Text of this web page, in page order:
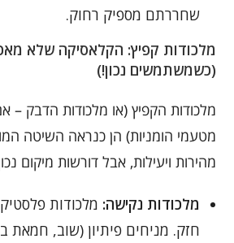
שחררתם מספיק רחוק.
מלכודות קפיץ: הקלאסיקה שלא
(כשמשתמשים נכון!)
מלכודות הקפיץ (או מלכודות הדבק –
מטעמי הומניות) הן כנראה השיטה
מהירות ויעילות, אבל דורשות מיקום
מלכודות נקישה: מלכודות
חזק. מניחים פיתיון (שוב, חמאת